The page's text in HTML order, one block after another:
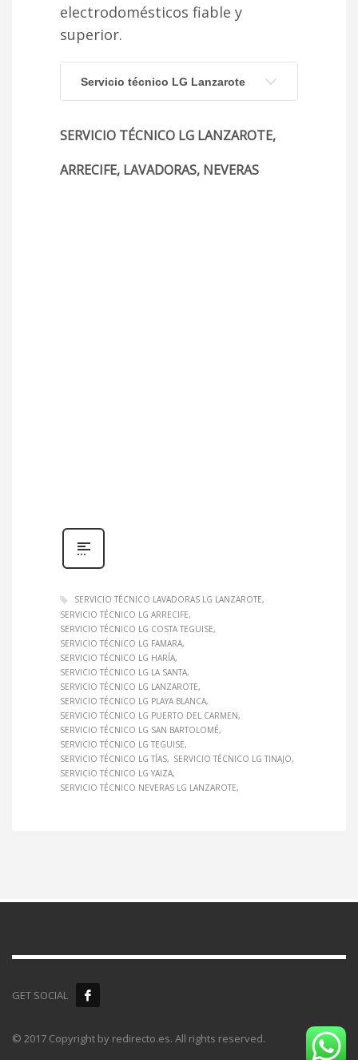
electrodomésticos fiable y
superior.
Servicio técnico LG Lanzarote
SERVICIO TÉCNICO LG LANZAROTE,
ARRECIFE, LAVADORAS, NEVERAS
SERVICIO TÉCNICO LAVADORAS LG LANZAROTE
SERVICIO TÉCNICO LG ARRECIFE
SERVICIO TÉCNICO LG COSTA TEGUISE
SERVICIO TÉCNICO LG FAMARA
SERVICIO TÉCNICO LG HARÍA
SERVICIO TÉCNICO LG LA SANTA
SERVICIO TÉCNICO LG LANZAROTE
SERVICIO TÉCNICO LG PLAYA BLANCA
SERVICIO TÉCNICO LG PUERTO DEL CARMEN
SERVICIO TÉCNICO LG SAN BARTOLOMÉ
SERVICIO TÉCNICO LG TEGUISE
SERVICIO TÉCNICO LG TÍAS
SERVICIO TÉCNICO LG TINAJO
SERVICIO TÉCNICO LG YAIZA
SERVICIO TÉCNICO NEVERAS LG LANZAROTE
GET SOCIAL
© 2017 Copyright by redirecto.es. All rights reserved.